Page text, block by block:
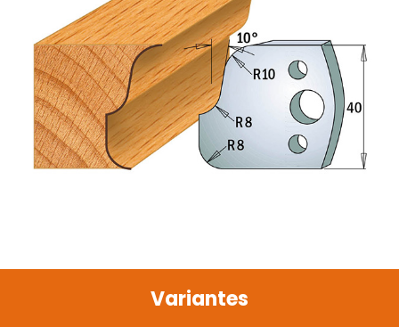
Variantes